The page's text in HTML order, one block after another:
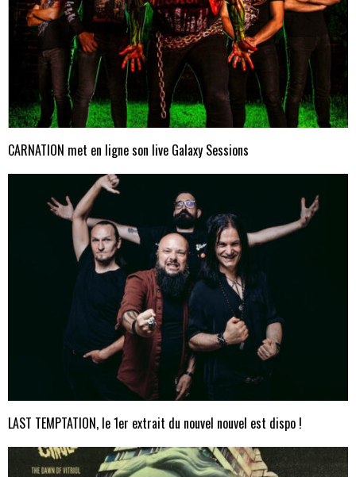
CARNATION met en ligne son live Galaxy Sessions
LAST TEMPTATION, le 1er extrait du nouvel nouvel est dispo !